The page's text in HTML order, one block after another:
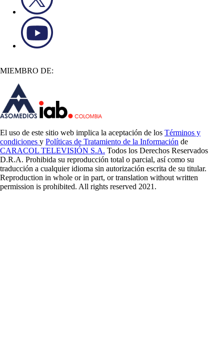
MIEMBRO DE:
El uso de este sitio web implica la aceptación de los Términos y
condiciones y Políticas de Tratamiento de la Información de
CARACOL TELEVISIÓN S.A. Todos los Derechos Reservados
D.R.A. Prohibida su reproducción total o parcial, así como su
traducción a cualquier idioma sin autorización escrita de su titular.
Reproduction in whole or in part, or translation without written
permission is prohibited. All rights reserved 2021.